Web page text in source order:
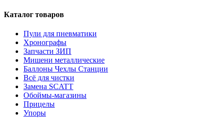
Каталог товаров
Пули для пневматики
Хронографы
Запчасти ЗИП
Мишени металлические
Баллоны Чехлы Станции
Всё для чистки
Замена SCATT
Обоймы-магазины
Прицелы
Упоры